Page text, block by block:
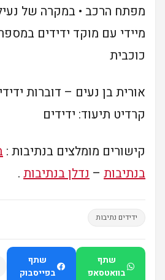
מפתח הרכב • במקרה של
כוכבית
אורית בן נעים – דוברות
קרדיט תיעוד: ידידים
קישורים מומלצים בנתיבות :
בנתיבות – נדלן בנתיבות .
ידידים נתיבות
שתף
בוואטסאפ
שתף
בפייסבוק